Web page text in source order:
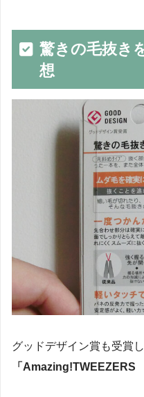
驚きの毛抜き
想
グッドデザイン賞も受賞
「Amazing!TWEEZERS